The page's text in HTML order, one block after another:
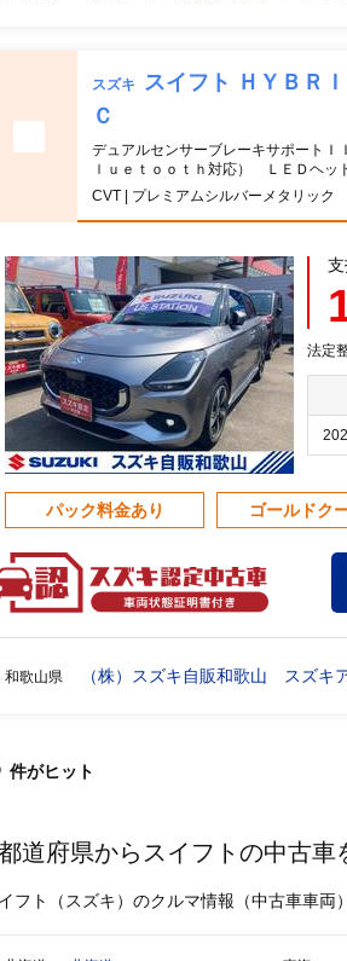
スズキ
スイフト ＨＹＢ
Ｃ
デュアルセンサーブレーキサポート
ｌｕｅｔｏｏｔｈ対応） ＬＥＤヘ
CVT | プレミアムシルバーメタリック
法定
パック料金あり ゴールドク
和歌山県 （株）スズキ自販和歌山 スズ
件がヒット
道府県からスイフトの中古車
フト（スズキ）のクルマ情報（中古車車両